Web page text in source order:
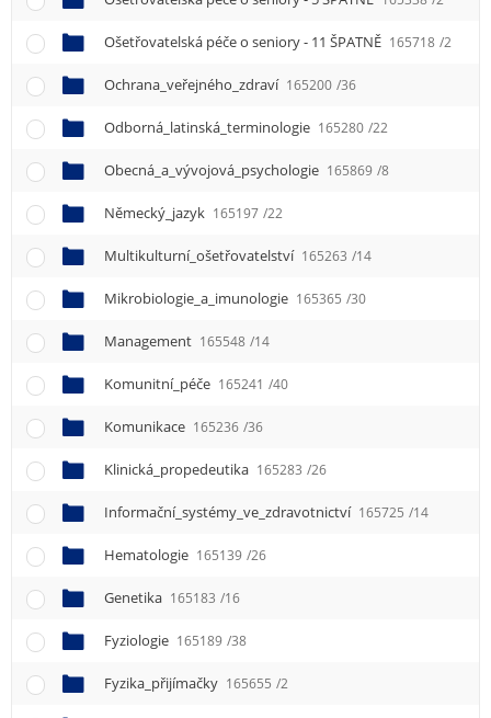
Ošetřovatelská péče o seniory - 11 ŠPATNĚ 165718 /2
Ochrana_veřejného_zdraví 165200 /36
Odborná_latinská_terminologie 165280 /22
Obecná_a_vývojová_psychologie 165869 /8
Německý_jazyk 165197 /22
Multikulturní_ošetřovatelství 165263 /14
Mikrobiologie_a_imunologie 165365 /30
Management 165548 /14
Komunitní_péče 165241 /40
Komunikace 165236 /36
Klinická_propedeutika 165283 /26
Informační_systémy_ve_zdravotnictví 165725 /14
Hematologie 165139 /26
Genetika 165183 /16
Fyziologie 165189 /38
Fyzika_přijímačky 165655 /2